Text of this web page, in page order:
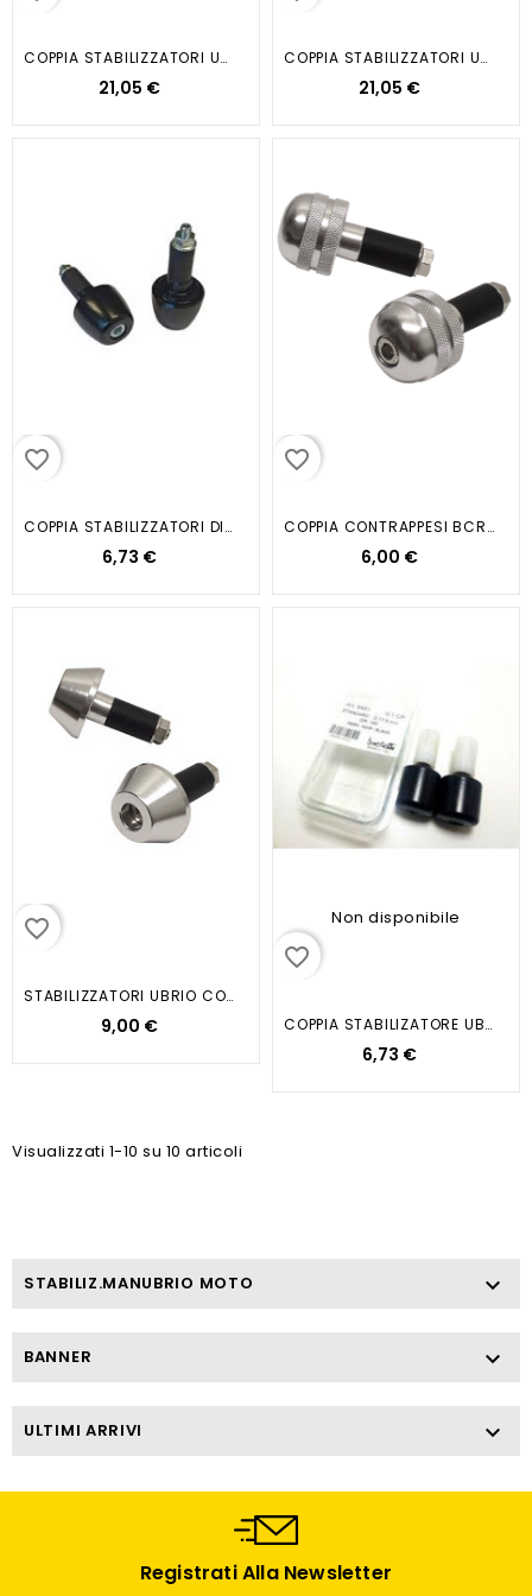
COPPIA STABILIZZATORI UBRIO...
21,05 €
COPPIA STABILIZZATORI UBRIO...
21,05 €
favorite_border
COPPIA STABILIZZATORI DI...
6,73 €
favorite_border
COPPIA CONTRAPPESI BCR SOFT D.13...
6,00 €
favorite_border
STABILIZZATORI UBRIO CONIC...
9,00 €
Non disponibile
favorite_border
COPPIA STABILIZATORE UBRIO MAX...
6,73 €
Visualizzati 1-10 su 10 articoli
STABILIZ.MANUBRIO MOTO 
BANNER 
ULTIMI ARRIVI 
Registrati Alla Newsletter